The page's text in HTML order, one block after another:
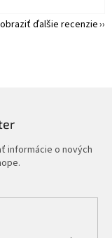
ďalšie recenzie
informácie o nových